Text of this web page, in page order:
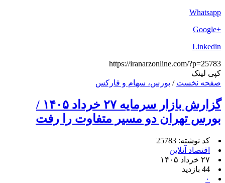
Whatsapp
+Google
Linkedin
https://iranarzonline.com/?p=25783
کپی لینک
صفحه نخست / بورس، سهام و فارکس
گزارش بازار سرمایه ۲۷ خرداد ۱۴۰۵ /
بورس تهران دو مسیر متفاوت را رفت
کد نوشته: 25783
اقتصاد آنلاین
۲۷ خرداد ۱۴۰۵
44 بازدید
۰